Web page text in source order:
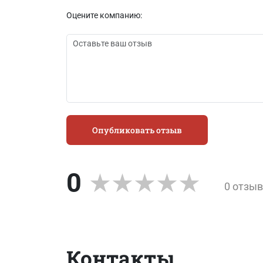
Оцените компанию:
Опубликовать отзыв
0 0
Контакты